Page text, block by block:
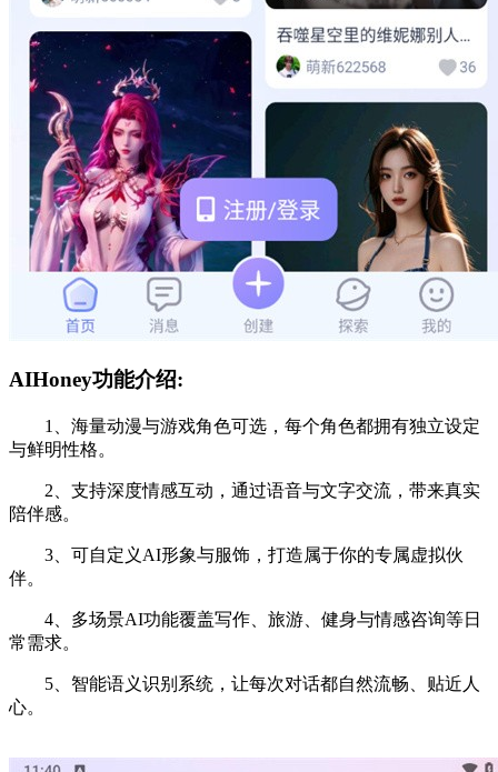
AIHoney功能介绍:
1、海量动漫与游戏角色可选，每个角色都拥有独立设定
与鲜明性格。
2、支持深度情感互动，通过语音与文字交流，带来真实
陪伴感。
3、可自定义AI形象与服饰，打造属于你的专属虚拟伙
伴。
4、多场景AI功能覆盖写作、旅游、健身与情感咨询等日
常需求。
5、智能语义识别系统，让每次对话都自然流畅、贴近人
心。